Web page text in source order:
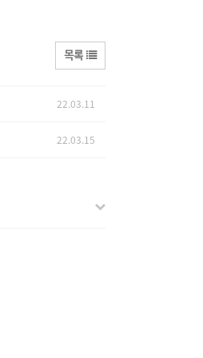
목록
22.03.11
22.03.15